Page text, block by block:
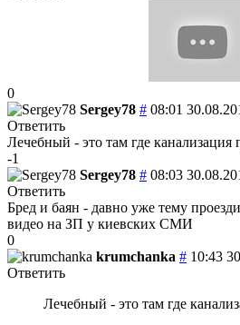
0
Sergey78 # 08:01
Ответить
Лечебный - это там где канализация
-1
Sergey78 # 08:03
Ответить
Бред и баян - давно уже тему
видео на ЗП у киевских СМИ
0
krumchanka # 10:43
Ответить
Лечебный - это там где